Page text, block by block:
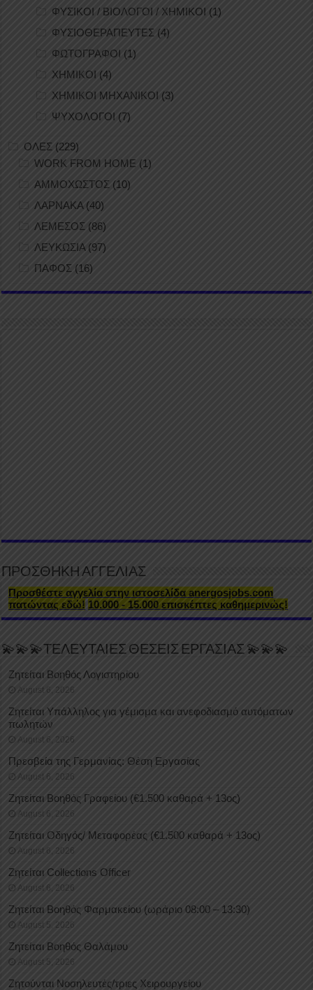
ΦΥΣΙΚΟΙ / ΒΙΟΛΟΓΟΙ / ΧΗΜΙΚΟΙ (1)
ΦΥΣΙΟΘΕΡΑΠΕΥΤΕΣ (4)
ΦΩΤΟΓΡΑΦΟΙ (1)
ΧΗΜΙΚΟΙ (4)
ΧΗΜΙΚΟΙ ΜΗΧΑΝΙΚΟΙ (3)
ΨΥΧΟΛΟΓΟΙ (7)
ΟΛΕΣ (229)
WORK FROM HOME (1)
ΑΜΜΟΧΩΣΤΟΣ (10)
ΛΑΡΝΑΚΑ(40)
ΛΕΜΕΣΟΣ (86)
ΛΕΥΚΩΣΙΑ(97)
ΠΑΦΟΣ (16)
ΠΡΟΣΘΗΚΗ ΑΓΓΕΛΙΑΣ
Προσθέστε αγγελία στην ιστοσελίδα anergosjobs.com
πατώντας εδώ! 10.000 - 15.000 επισκέπτες καθημερινώς!
💫💫💫ΤΕΛΕΥΤΑΙΕΣ ΘΕΣΕΙΣ ΕΡΓΑΣΙΑΣ 💫💫💫
Ζητείται Βοηθός Λογιστηρίου
August 6, 2026
Ζητείται Υπάλληλος για γέμισμα και ανεφοδιασμό αυτόματων
πωλητών
August 6, 2026
Πρεσβεία της Γερμανίας: Θέση Εργασίας
August 6, 2026
Ζητείται Βοηθός Γραφείου (€1.500 καθαρά + 13ος)
August 6, 2026
Ζητείται Οδηγός/ Μεταφορέας (€1.500 καθαρά + 13ος)
August 6, 2026
Ζητείται Collections Officer
August 6, 2026
Ζητείται Βοηθός Φαρμακείου (ωράριο 08:00 – 13:30)
August 5, 2026
Ζητείται Βοηθός Θαλάμου
August 5, 2026
Ζητούνται Νοσηλευτές/τριες Χειρουργείου